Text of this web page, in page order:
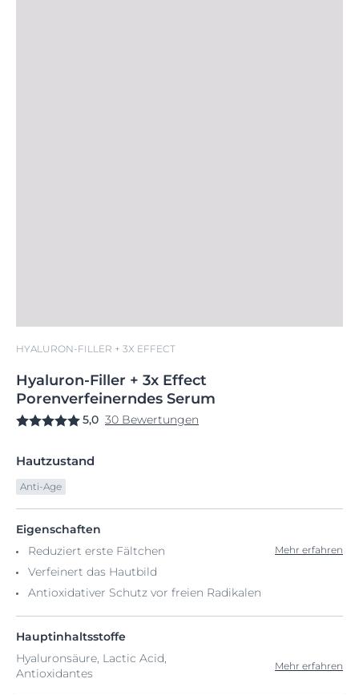
HYALURON-FILLER + 3X EFFECT
Hyaluron-Filler + 3x Effect
Porenverfeinerndes Serum
5,0 30 Bewertungen
Hautzustand
Anti-Age
Eigenschaften
Reduziert erste Fältchen
Verfeinert das Hautbild
Antioxidativer Schutz vor freien Radikalen
Mehr erfahren
Hauptinhaltsstoffe
Hyaluronsäure, Lactic Acid,
Antioxidantes
Mehr erfahren